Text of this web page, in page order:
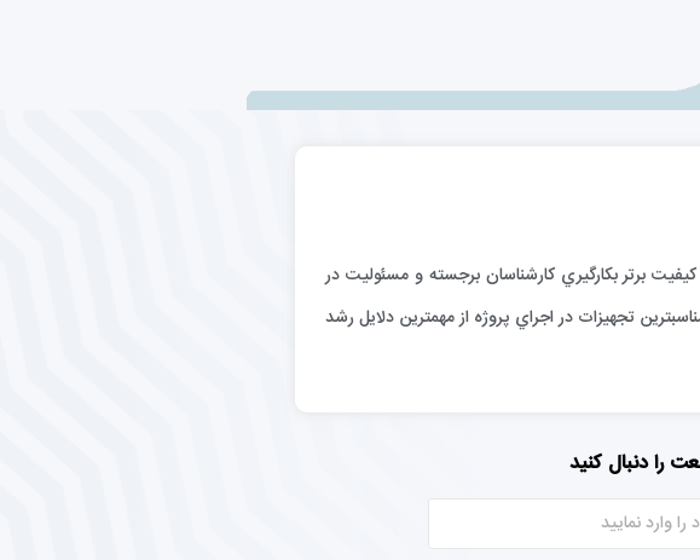
خدمات با كيفيت برتر بكارگيري كارشناسان برجسته و مسئوليت در
تجهيزات در اجراي پروژه از مهمترين دلايل رشد
را دنبال کنید